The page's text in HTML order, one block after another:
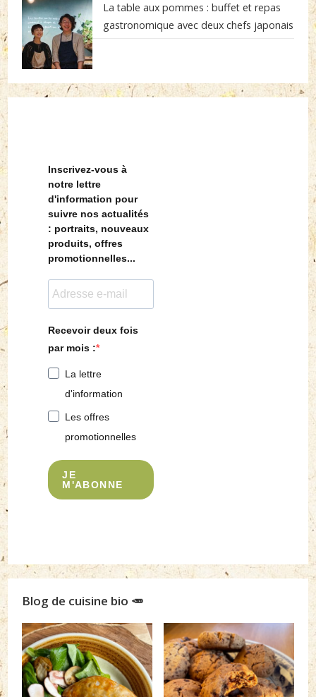
La table aux pommes : buffet et repas
gastronomique avec deux chefs japonais
Inscrivez-vous à
notre lettre
d'information pour
suivre nos actualités
: portraits, nouveaux
produits, offres
promotionnelles...
Recevoir deux fois
par mois :
La lettre
d'information
Les offres
promotionnelles
JE
M'ABONNE
Blog de cuisine bio 🥕